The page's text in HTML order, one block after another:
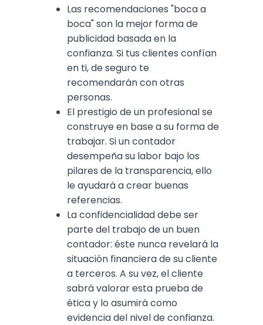
Las recomendaciones "boca a
boca" son la mejor forma de
publicidad basada en la
confianza. Si tus clientes confían
en ti, de seguro te
recomendarán con otras
personas.
El prestigio de un profesional se
construye en base a su forma de
trabajar. Si un contador
desempeña su labor bajo los
pilares de la transparencia, ello
le ayudará a crear buenas
referencias.
La confidencialidad debe ser
parte del trabajo de un buen
contador: éste nunca revelará la
situación financiera de su cliente
a terceros. A su vez, el cliente
sabrá valorar esta prueba de
ética y lo asumirá como
evidencia del nivel de confianza.